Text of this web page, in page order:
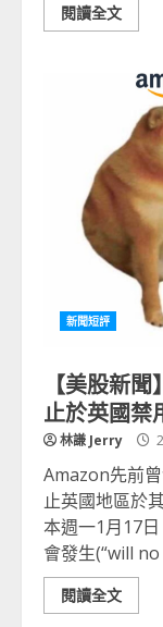
閱讀全文
新聞短評
【美股新
止於英國禁
林謙 Jerry
Amazon先前
止英國地區於
本週一1月17
會發生(“will
閱讀全文